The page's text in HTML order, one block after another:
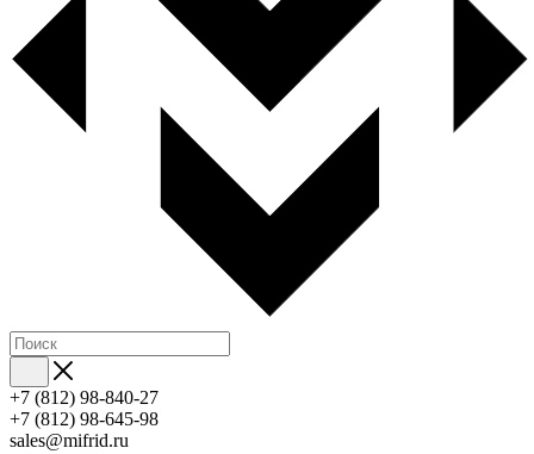
+7 (812) 98-840-27
+7 (812) 98-645-98
sales@mifrid.ru